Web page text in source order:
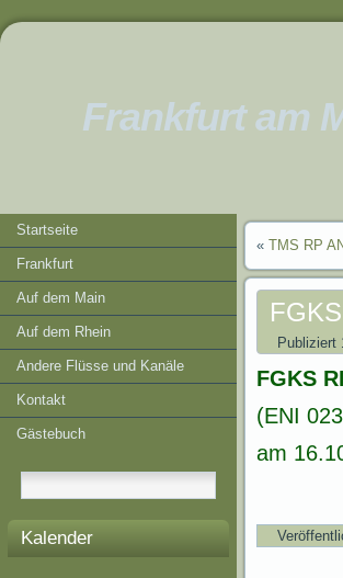
Frankfurt am
Startseite
Frankfurt
Auf dem Main
Auf dem Rhein
Andere Flüsse und Kanäle
Kontakt
Gästebuch
Kalender
« TMS RP
Publiziert
FGKS
(ENI
am